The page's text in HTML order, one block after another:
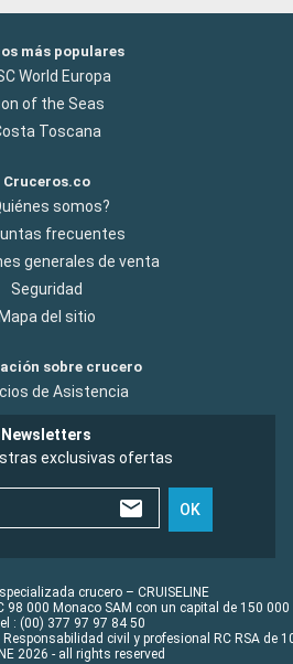
más populares
World Europa
of the Seas
Toscana
Cruceros.co
somos?
frecuentes
generales de venta
Seguridad
Mapa del sitio
sobre crucero
de Asistencia
Newsletters
exclusivas ofertas
OK
crucero – CRUISELINE
98 000 Monaco SAM con un capital de 150 000
: (00) 377 97 97 84 50
civil y profesional RC RSA de
2026 - all rights reserved